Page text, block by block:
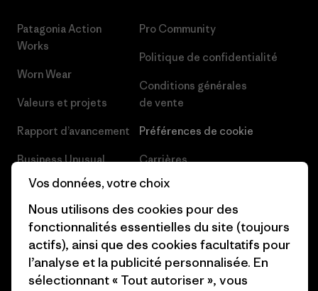
Patagonia Action
Works
Worn Wear
Valeurs et projets
Rapport d’avancement
Business Unusual
Objectifs climatiques
1% For The Planet
Comment nous
finançons
Pro Community
Politique de confidentialité
Conditions générales
de vente
Préférences de cookie
Carrières
Presse et media
Industry program
Programme d’affiliation
Patagonia Luxembourg Plan du
Vos données, votre choix
Nous utilisons des cookies pour des
fonctionnalités essentielles du site (toujours
actifs), ainsi que des cookies facultatifs pour
l’analyse et la publicité personnalisée. En
sélectionnant « Tout autoriser », vous